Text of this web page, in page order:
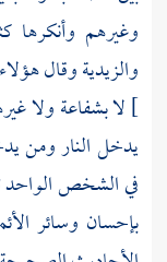
وغيرهم وأنكرها
والزيديةوقال
]لا بشفاعة ولا
يدخل النار ومن
في الشخص الواحد
بإحسان وسائر